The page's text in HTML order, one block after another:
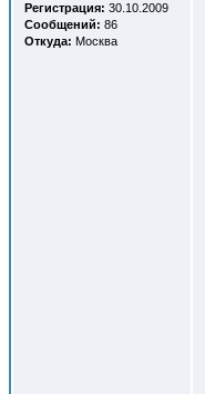
Регистрация: 30.10.2009
Сообщений: 86
Откуда: Москва